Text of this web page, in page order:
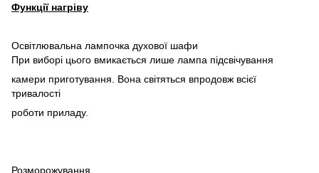
Функції нагріву
Освітлювальна лампочка духової шафи
При виборі цього вмикається лише лампа підсвічування
камери приготування. Вона світяться впродовж всієї
тривалості
роботи приладу.
Розморожування